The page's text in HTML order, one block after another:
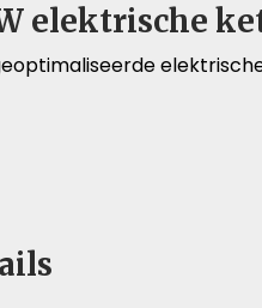
elektrische